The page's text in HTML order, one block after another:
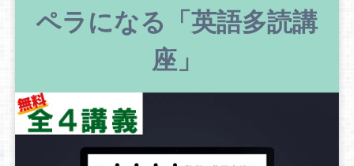
ペラになる「英語多読講
座」